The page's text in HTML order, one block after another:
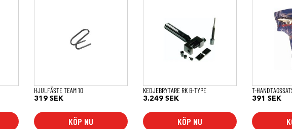
HJULFÄSTE TEAM 10
319SEK
KÖP NU
KEDJEBRYTARE RK B-TYPE
3.249SEK
KÖP NU
T-
391SEK